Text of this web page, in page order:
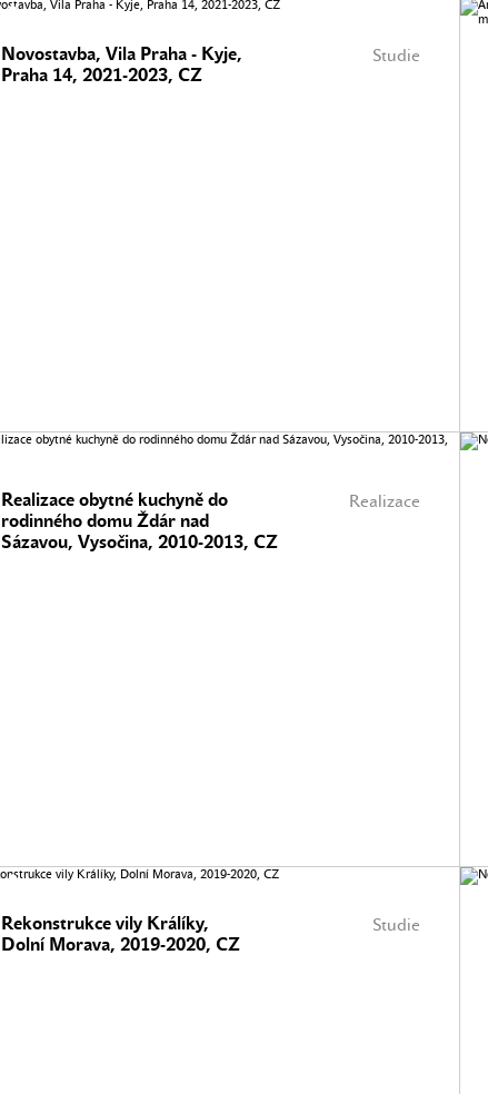
Studie
Novostavba, Vila Praha - Kyje,
Praha 14, 2021-2023, CZ
Realizace
Realizace obytné kuchyně do
rodinného domu Ždár nad
Sázavou, Vysočina, 2010-2013, CZ
Studie
Rekonstrukce vily Králíky,
Dolní Morava, 2019-2020, CZ